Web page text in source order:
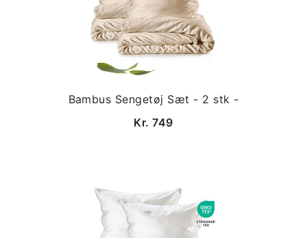
Bambus Sengetøj Sæt - 2 stk -
Kr. 749